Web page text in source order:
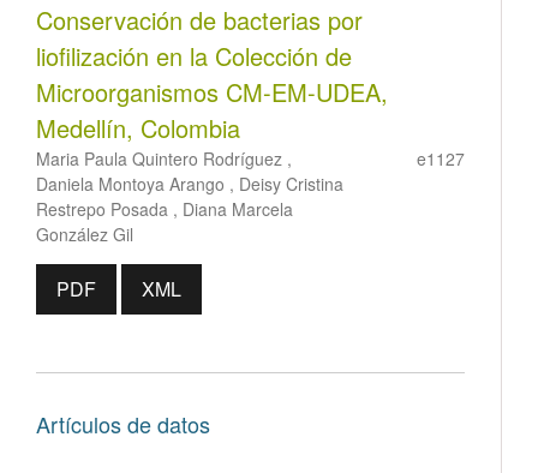
Conservación de bacterias por
liofilización en la Colección de
Microorganismos CM-EM-UDEA,
Medellín, Colombia
Maria Paula Quintero Rodríguez ,
Daniela Montoya Arango , Deisy Cristina
Restrepo Posada , Diana Marcela
González Gil
e1127
PDF XML
Artículos de datos